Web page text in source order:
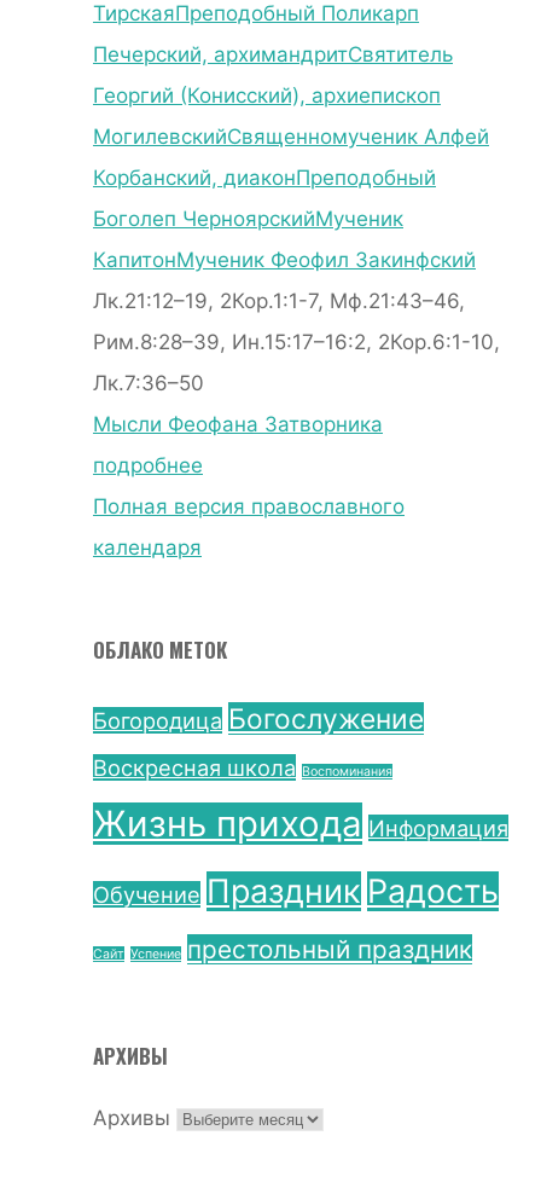
ТирскаяПреподобный Поликарп
Печерский, архимандритСвятитель
Георгий (Конисский), архиепископ
МогилевскийСвященномученик Алфей
Корбанский, диаконПреподобный
Боголеп ЧерноярскийМученик
КапитонМученик Феофил Закинфский
Лк.21:12–19, 2Кор.1:1-7, Мф.21:43–46,
Рим.8:28–39, Ин.15:17–16:2, 2Кор.6:1-10,
Лк.7:36–50
Мысли Феофана Затворника
подробнее
Полная версия православного
календаря
ОБЛАКО МЕТОК
Богородица Богослужение
Воскресная школа Воспоминания
Жизнь прихода Информация
Обучение Праздник Радость
Сайт Успение престольный праздник
АРХИВЫ
Архивы